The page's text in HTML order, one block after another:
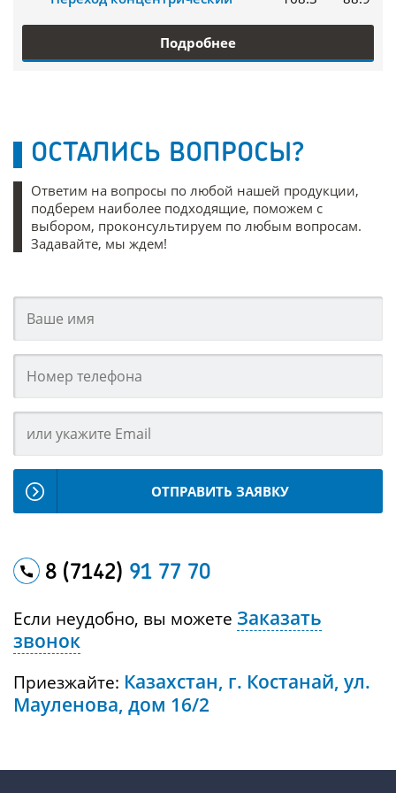
Подробнее
ОСТАЛИСЬ ВОПРОСЫ?
Ответим на вопросы по любой нашей продукции,
подберем наиболее подходящие, поможем с
выбором, проконсультируем по любым вопросам.
Задавайте, мы ждем!
ОТПРАВИТЬ ЗАЯВКУ
8 (7142) 91 77 70
Если неудобно, вы можете Заказать
звонок
Приезжайте: Казахстан, г. Костанай, ул.
Мауленова, дом 16/2